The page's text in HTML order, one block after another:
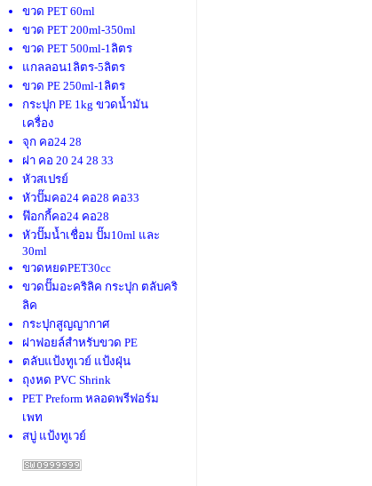
ขวด PET 60ml
ขวด PET 200ml-350ml
ขวด PET 500ml-1ลิตร
แกลลอน1ลิตร-5ลิตร
ขวด PE 250ml-1ลิตร
กระปุก PE 1kg ขวดน้ำมัน
เครื่อง
จุก คอ24 28
ฝา คอ 20 24 28 33
หัวสเปรย์
หัวปั๊มคอ24 คอ28 คอ33
ฟ๊อกกี้คอ24 คอ28
หัวปั๊มน้ำเชื่อม ปั๊ม10ml และ
30ml
ขวดหยดPET30cc
ขวดปั๊มอะคริลิค กระปุก ตลับคริ
ลิค
กระปุกสูญญากาศ
ฝาฟอยล์สำหรับขวด PE
ตลับแป้งทูเวย์ แป้งฝุ่น
ถุงหด PVC Shrink
PET Preform หลอดพรีฟอร์ม
เพท
สบู่ แป้งทูเวย์